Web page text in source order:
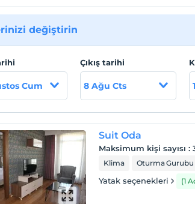
değiştirin
Cum
Çıkış tarihi
8 Ağu Cts
Suit Oda
Maksimum kişi sayısı :
Klima Oturma Gurubu
Yatak seçenekleri (1